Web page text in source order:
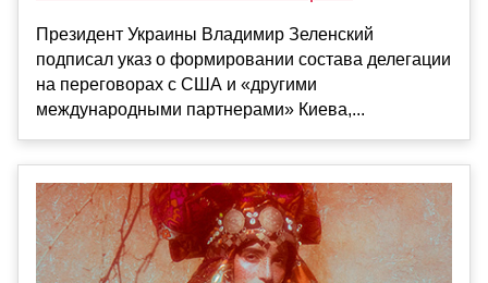
Президент Украины Владимир Зеленский
подписал указ о формировании состава делегации
на переговорах с США и «другими
международными партнерами» Киева,...